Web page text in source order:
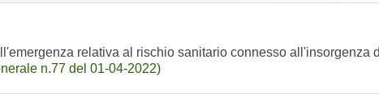
relativa al rischio sanitario connesso all'insorgenza
n.77 del 01-04-2022)